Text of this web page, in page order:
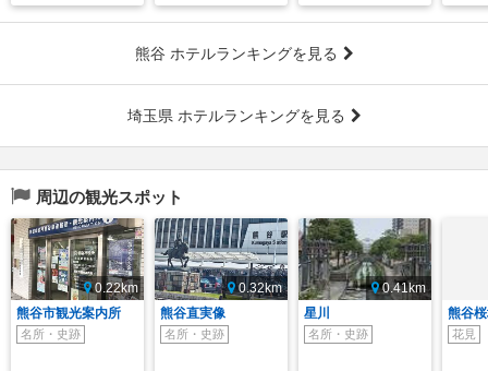
熊谷 ホテルランキングを見る
埼玉県 ホテルランキングを見る
周辺の観光スポット
0.22km
熊谷市観光案内所
名所・史跡
0.32km
熊谷直実像
名所・史跡
0.41km
星川
名所・史跡
熊谷
花見